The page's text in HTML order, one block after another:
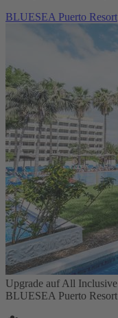
BLUESEA Puerto Resort
Upgrade auf All Inclusive
BLUESEA Puerto Resort